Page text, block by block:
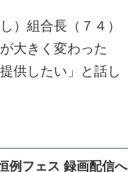
）組合長（７４）
大きく変わった
供したい」と話し
例フェス 録画配信へ